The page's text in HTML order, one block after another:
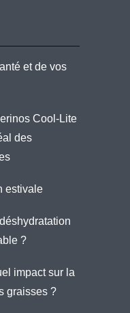
et de vos
Cool-Lite
des
estivale
?
impact sur la
graisses ?